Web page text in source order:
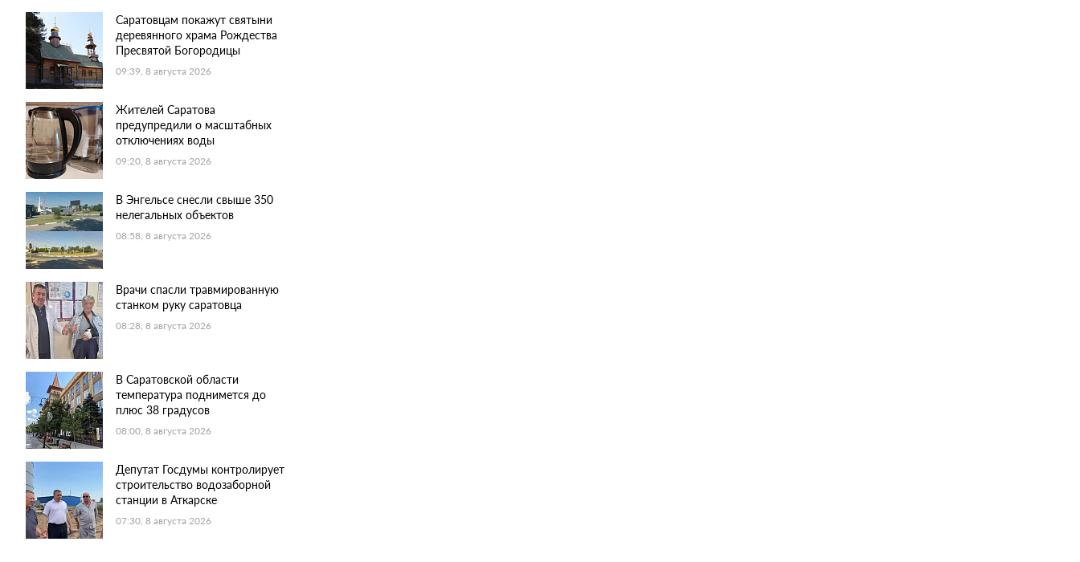
Саратовцам покажут святыни
деревянного храма Рождества
Пресвятой Богородицы
09:39, 8 августа 2026
Жителей Саратова
предупредили о масштабных
отключениях воды
09:20, 8 августа 2026
В Энгельсе снесли свыше 350
нелегальных объектов
08:58, 8 августа 2026
Врачи спасли травмированную
станком руку саратовца
08:28, 8 августа 2026
В Саратовской области
температура поднимется до
плюс 38 градусов
08:00, 8 августа 2026
Депутат Госдумы контролирует
строительство водозаборной
станции в Аткарске
07:30, 8 августа 2026